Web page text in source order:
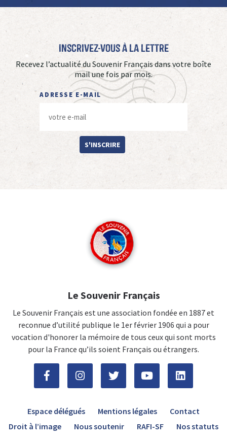
Inscrivez-vous à La Lettre
Recevez l’actualité du Souvenir Français dans votre boîte
mail une fois par mois.
ADRESSE E-MAIL
S'INSCRIRE
Le Souvenir Français
Le Souvenir Français est une association fondée en 1887 et
reconnue d’utilité publique le 1er février 1906 qui a pour
vocation d'honorer la mémoire de tous ceux qui sont morts
pour la France qu’ils soient Français ou étrangers.
Espace délégués Mentions légales
Contact
Droit à l’image
Nous soutenir RAFI-SF Nos statuts